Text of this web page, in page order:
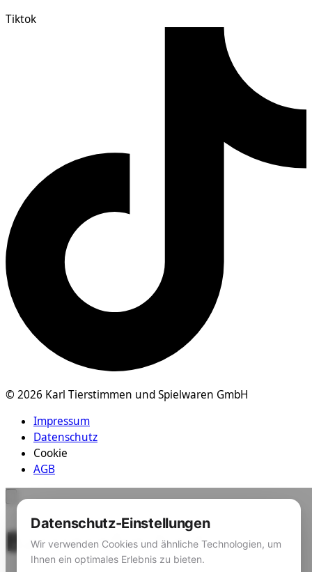
Tiktok
© 2026 Karl Tierstimmen und Spielwaren GmbH
Impressum
Datenschutz
Cookie
AGB
Datenschutz-Einstellungen
Wir verwenden Cookies und ähnliche Technologien, um
Ihnen ein optimales Erlebnis zu bieten.
Barrierefreiheit